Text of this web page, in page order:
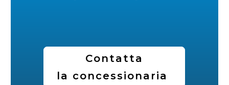
Contatta
la concessionaria